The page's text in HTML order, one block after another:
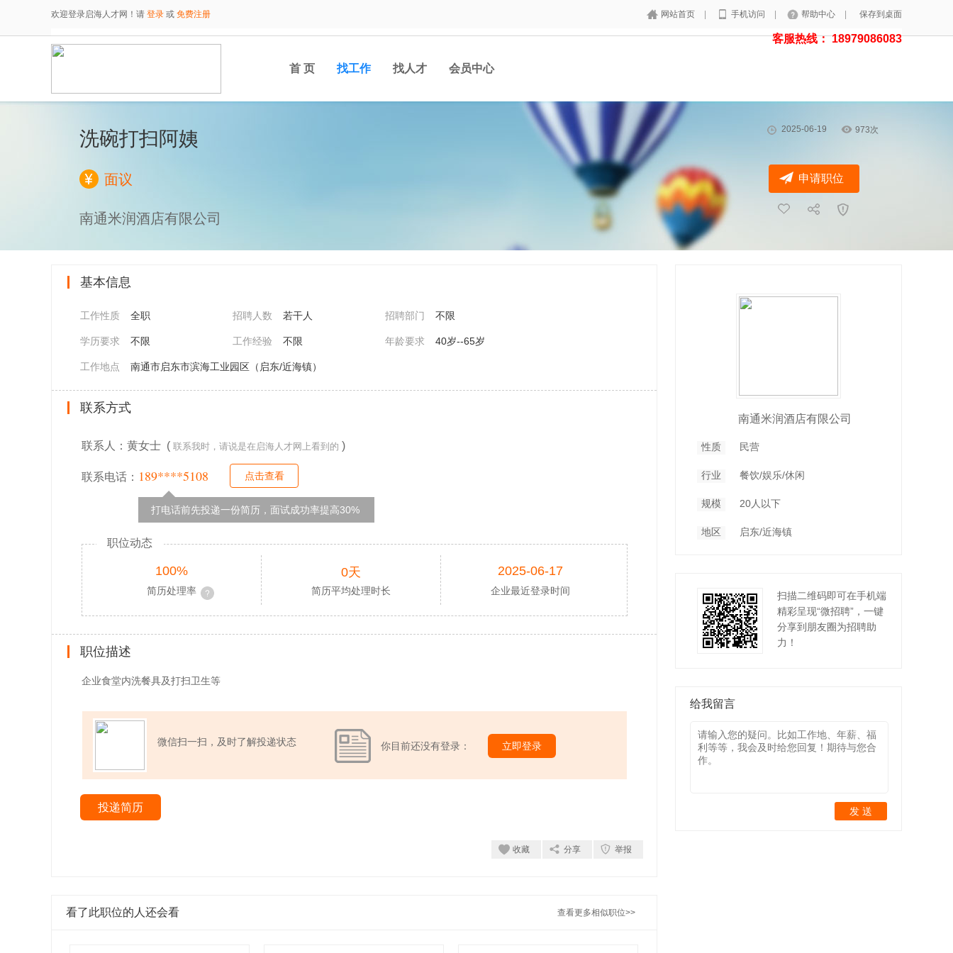
欢迎登录启海人才网！请 登录 或 免费注册 网站首页 手机访问 帮助中心 保存到桌面
客服热线： 18979086083
首 页 找工作 找人才 会员中心
2025-06-19 973次
洗碗打扫阿姨
面议
南通米润酒店有限公司
申请职位
基本信息
工作性质 全职 招聘人数 若干人 招聘部门 不限
学历要求 不限 工作经验 不限 年龄要求 40岁--65岁
工作地点 南通市启东市滨海工业园区（启东/近海镇）
联系方式
联系人：黄女士 ( 联系我时，请说是在启海人才网上看到的 )
联系电话： 189****5108 点击查看
打电话前先投递一份简历，面试成功率提高30%
职位动态
100%
简历处理率
0天
简历平均处理时长
2025-06-17
企业最近登录时间
职位描述
企业食堂内洗餐具及打扫卫生等
微信扫一扫，及时了解投递状态 你目前还没有登录： 立即登录
投递简历
收藏 分享 举报
看了此职位的人还会看 查看更多相似职位>>
南通米润酒店有限公司
性质 民营
行业 餐饮/娱乐/休闲
规模 20人以下
地区 启东/近海镇
扫描二维码即可在手机端
精彩呈现“微招聘”，一键
分享到朋友圈为招聘助
力！
给我留言
发 送